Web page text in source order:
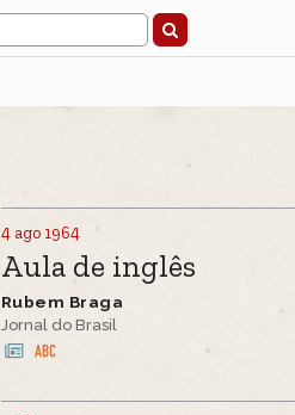
4 ago 1964
Aula de inglês
Rubem Braga
Jornal do Brasil